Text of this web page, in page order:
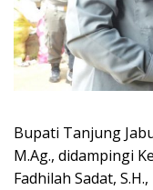
Bupati Tanjung
M.Ag., didampingi
Fadhilah Sadat,